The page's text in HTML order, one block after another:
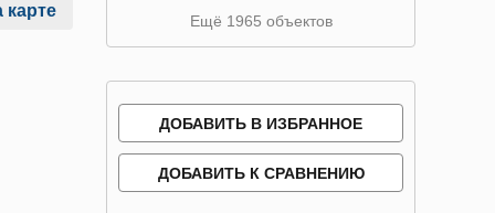
карте
Ещё 1965 объектов
ДОБАВИТЬ В ИЗБРАННОЕ
ДОБАВИТЬ К СРАВНЕНИЮ